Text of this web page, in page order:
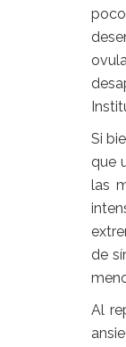
Si
que
las
de
Al